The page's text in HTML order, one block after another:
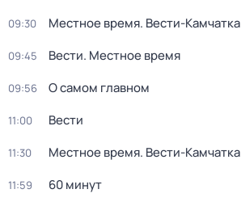
09:30 Местное время. Вести-Камчатка
09:45 Вести. Местное время
09:56 О самом главном
11:00 Вести
11:30 Местное время. Вести-Камчатка
11:59 60 минут